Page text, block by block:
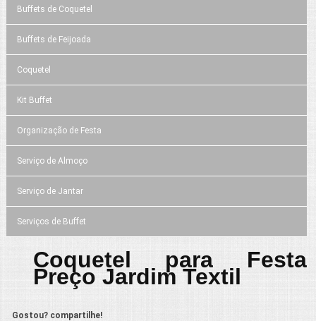
Buffets de Coquetel
Buffets de Feijoada
Coquetel
Kit Buffet
Organização de Festa
Serviço de Almoço
Serviço de Jantar
Serviços de Buffet
Coquetel para Festa
Preço Jardim Textil
Gostou? compartilhe!